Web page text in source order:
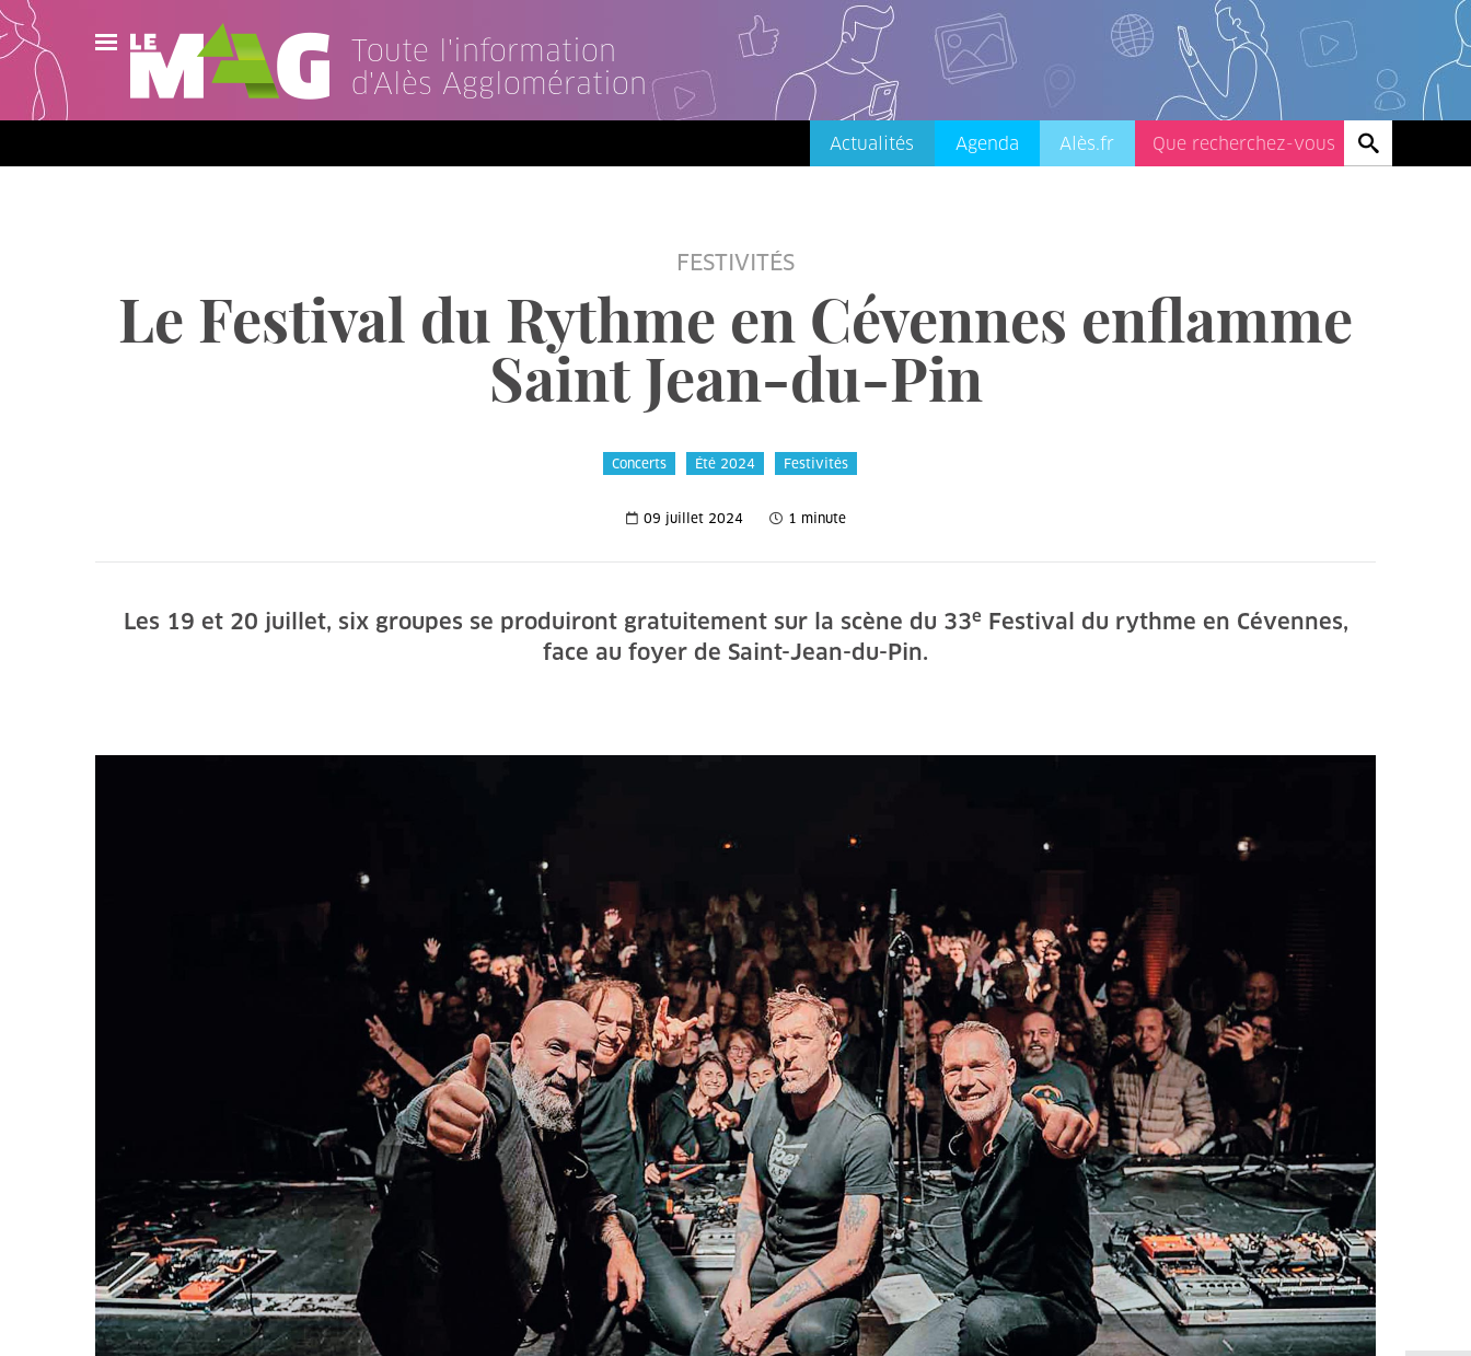
Toute l'information
d'Alès Agglomération
Actualités
Agenda
Contact
Actualités Agenda Alès.fr
FESTIVITÉS
Le Festival du Rythme en Cévennes enflamme
Saint Jean-du-Pin
Concerts Été 2024 Festivités
09 juillet 2024 1 minute
Les 19 et 20 juillet, six groupes se produiront gratuitement sur la scène du 33e Festival du rythme en Cévennes,
face au foyer de Saint-Jean-du-Pin.